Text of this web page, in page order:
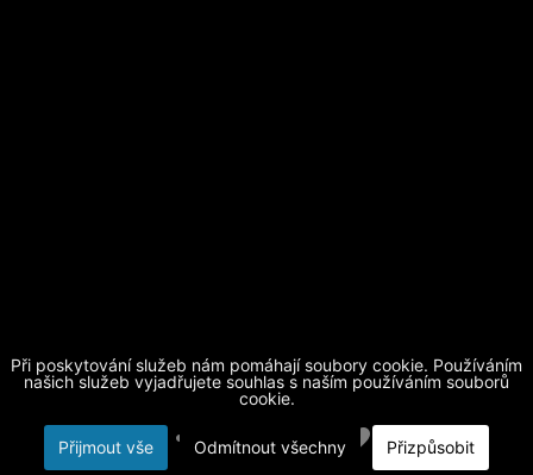
Základní škola Horní Beřkovice, okres Litoměřice| telefon
604 884 510|
skola@obechorniberkovice.cz
Při poskytování služeb nám pomáhají soubory cookie. Používáním
našich služeb vyjadřujete souhlas s naším používáním souborů
cookie.
Přijmout vše Odmítnout všechny Přizpůsobit